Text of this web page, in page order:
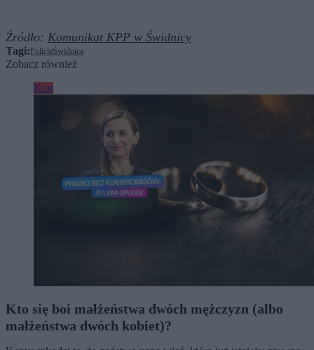
Źródło: Komunikat KPP w Świdnicy
Tagi: PolicjaŚwidnica
Zobacz również
Kraj
Kto się boi małżeństwa dwóch mężczyzn (albo
małżeństwa dwóch kobiet)?